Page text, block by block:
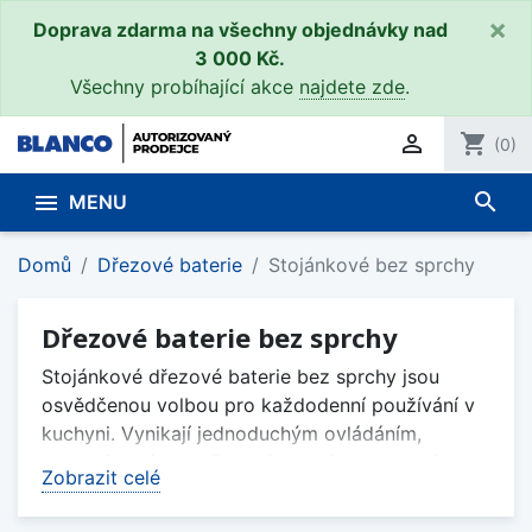
Doprava zdarma na všechny objednávky nad
3 000 Kč.
Všechny probíhající akce najdete zde.
×
 shopping_cart (0)
 MENU search
Domů Dřezové baterie Stojánkové bez sprchy
Dřezové baterie bez sprchy
Zobrazit celé
Stojánkové dřezové baterie bez sprchy jsou
osvědčenou volbou pro každodenní používání v
kuchyni. Vynikají jednoduchým ovládáním,
snadno sladíte s nerezovým, granitovým i
keramickým dřezem Blanco. Díky kvalitnímu